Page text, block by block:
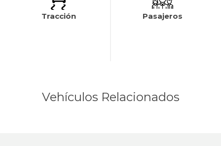
Tracción Pasajeros
Vehículos Relacionados